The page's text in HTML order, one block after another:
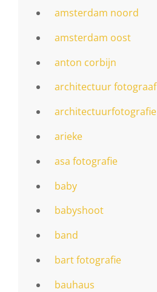
amsterdam noord
amsterdam oost
anton corbijn
architectuur fotograaf
architectuurfotografie
arieke
asa fotografie
baby
babyshoot
band
bart fotografie
bauhaus